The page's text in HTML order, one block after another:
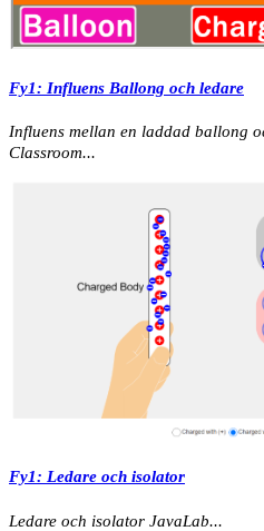
Fy1: Influens Ballong och ledare
Influens mellan en laddad ballong
Classroom...
Fy1: Ledare och isolator
Ledare och isolator JavaLab...